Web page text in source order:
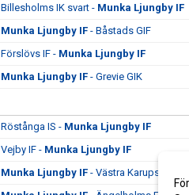
Billesholms IK svart - Munka Ljungby IF
Munka Ljungby IF - Båstads GIF
Förslövs IF - Munka Ljungby IF
Munka Ljungby IF - Grevie GIK
Röstånga IS - Munka Ljungby IF
Vejby IF - Munka Ljungby IF
Munka Ljungby IF - Västra Karups IF